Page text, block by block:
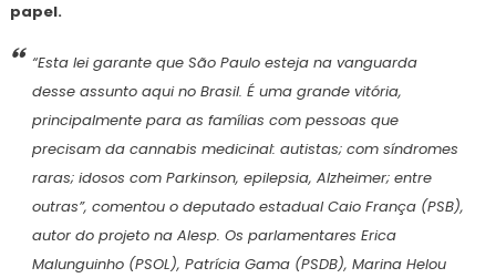
papel.
“Esta lei garante que São Paulo esteja na vanguarda
desse assunto aqui no Brasil. É uma grande vitória,
principalmente para as famílias com pessoas que
precisam da cannabis medicinal: autistas; com síndromes
raras; idosos com Parkinson, epilepsia, Alzheimer; entre
outras”, comentou o deputado estadual Caio França (PSB),
autor do projeto na Alesp. Os parlamentares Erica
Malunguinho (PSOL), Patrícia Gama (PSDB), Marina Helou